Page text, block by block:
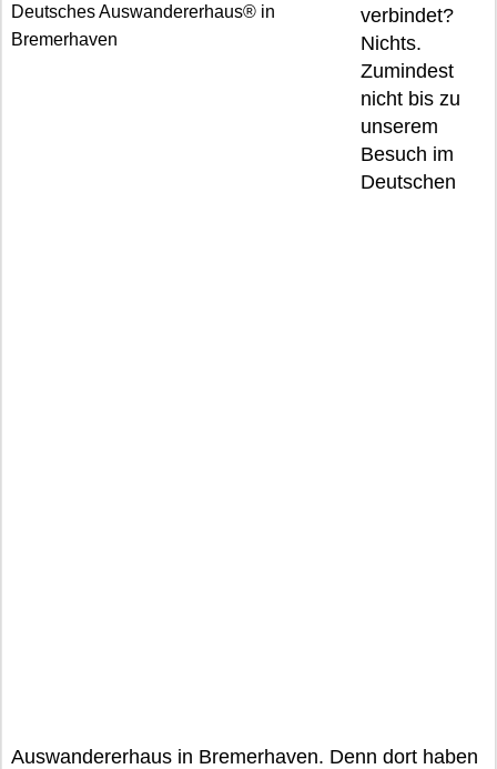
Deutsches Auswandererhaus® in
Bremerhaven
verbindet?
Nichts.
Zumindest
nicht bis zu
unserem
Besuch im
Deutschen
Auswandererhaus in Bremerhaven. Denn dort haben